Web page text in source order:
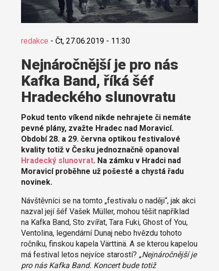
redakce - Čt, 27.06.2019 - 11:30
Nejnáročnější je pro nás
Kafka Band, říká šéf
Hradeckého slunovratu
Pokud tento víkend nikde nehrajete či nemáte
pevné plány, zvažte Hradec nad Moravicí.
Období 28. a 29. června optikou festivalové
kvality totiž v Česku jednoznačně opanoval
Hradecký slunovrat. Na zámku v Hradci nad
Moravicí proběhne už pošesté a chystá řadu
novinek.
Návštěvníci se na tomto „festivalu o naději“, jak akci
nazval její šéf Vašek Müller, mohou těšit například
na Kafka Band, Sto zvířat, Tara Fuki, Ghost of You,
Ventolina, legendární Dunaj nebo hvězdu tohoto
ročníku, finskou kapela Värttinä. A se kterou kapelou
má festival letos nejvíce starostí? „Nejnáročnější je
pro nás Kafka Band. Koncert bude totiž